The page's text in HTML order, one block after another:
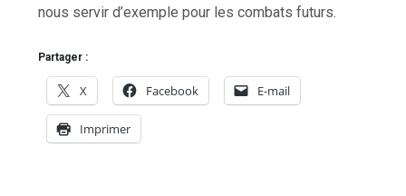
nous servir d’exemple pour les combats futurs.
Partager :
X Facebook E-mail
Imprimer